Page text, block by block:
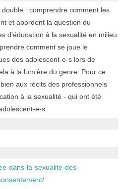
: comprendre comment les
et abordent la question du
d'éducation à la sexualité en milieu
comment se joue le
des adolescent-e-s lors de
à la lumière du genre. Pour ce
aux récits des professionnels
à la sexualité - qui ont été
e-s.
dans-la-sexualite-des-